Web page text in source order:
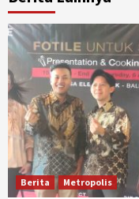
Berita Metropolis